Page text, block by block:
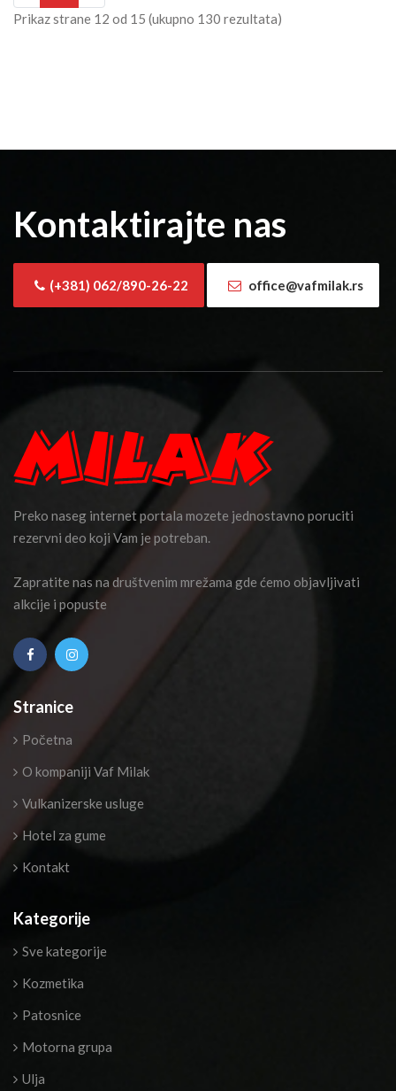
Prikaz strane 12 od 15 (ukupno 130 rezultata)
Kontaktirajte nas
(+381) 062/890-26-22 office@vafmilak.rs
Preko naseg internet portala mozete jednostavno poruciti
rezervni deo koji Vam je potreban.
Zapratite nas na društvenim mrežama gde ćemo objavljivati
alkcije i popuste
Stranice
Početna
O kompaniji Vaf Milak
Vulkanizerske usluge
Hotel za gume
Kontakt
Kategorije
Sve kategorije
Kozmetika
Patosnice
Motorna grupa
Ulja